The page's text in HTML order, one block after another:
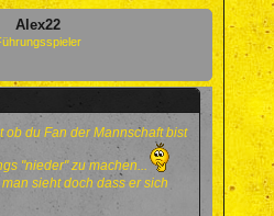
Alex22
ob du Fan der Mannschaft bist
"nieder" zu machen...
sieht doch dass er sich